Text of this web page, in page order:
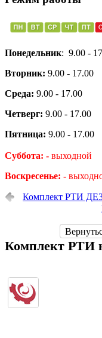
Понедельник: 9.00 -
Вторник: 9.00 - 17.00
Среда: 9.00 - 17.00
Четверг: 9.00 - 17.00
Пятница: 9.00 - 17.00
Суббота: - выходной
Воскресенье: -
Комплект РТИ
Комплект РТИ